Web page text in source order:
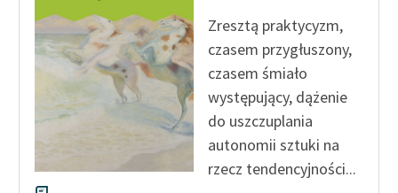
feministycznej
Ręce pełne poezji
Kolekcje edukacyjne
twórców przechodzących
do domeny publicznej,
lektur szkolnych oraz
Starego Testamentu
Zresztą praktycyzm,
czasem przygłuszony,
czasem śmiało
występujący, dążenie
do uszczuplania
autonomii sztuki na
rzecz tendencyjności...